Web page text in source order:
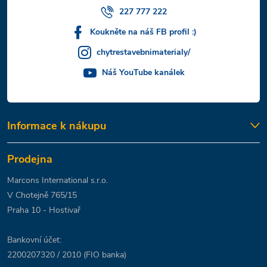
227 777 222
Koukněte na náš FB profil :)
chytrestavebnimaterialy/
Náš YouTube kanálek
Informace k nákupu
Prodejna
Marcons International s.r.o.
V Chotejně 765/15
Praha 10 - Hostivař
Bankovní účet:
2200207320 / 2010 (FIO banka)